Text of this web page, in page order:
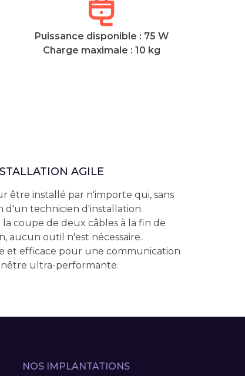
Puissance disponible : 75 W
Charge maximale : 10 kg
AGILE
être installé par n'importe qui, sans
d'un technicien d'installation.
coupe de deux câbles à la fin de
aucun outil n'est nécessaire.
et efficace pour une communication
ultra-performante.
NOS IMPLANTATIONS